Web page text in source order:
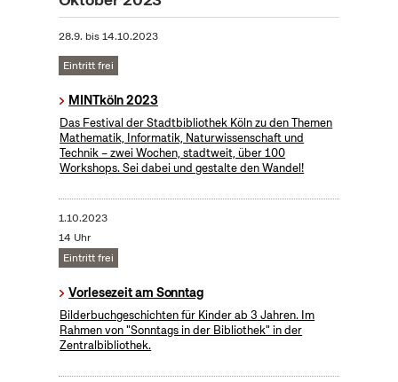
28.9. bis14.10.2023
Eintritt frei
MINTköln 2023
Das Festival der Stadtbibliothek Köln zu den Themen
Mathematik, Informatik, Naturwissenschaft und
Technik – zwei Wochen, stadtweit, über 100
Workshops. Sei dabei und gestalte den Wandel!
1.10.2023
14 Uhr
Eintritt frei
Vorlesezeit am Sonntag
Bilderbuchgeschichten für Kinder ab 3 Jahren. Im
Rahmen von "Sonntags in der Bibliothek" in der
Zentralbibliothek.